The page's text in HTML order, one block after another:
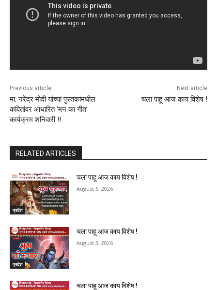
Previous article
मा. नरेंद्र मोदी यांच्या पुस्तकांमधील
कवितांवर आधारित ‌‘मन का गीत‌’
कार्यक्रम शनिवारी !!
Next article
चला पाहू आज काय विशेष !
RELATED ARTICLES
प्रदेश
चला पाहू आज काय विशेष !
August 6, 2026
प्रदेश
चला पाहू आज काय विशेष !
August 3, 2026
चला पाहू आज काय विशेष !